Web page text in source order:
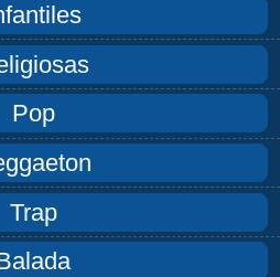
Pop
Trap